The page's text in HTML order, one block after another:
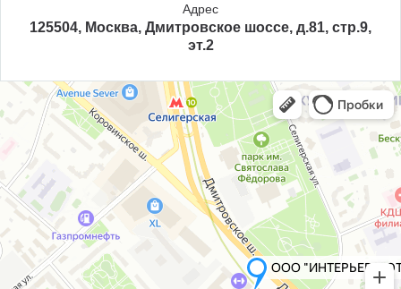
Адрес
125504, Москва, Дмитровское шоссе, д.81, стр.9,
эт.2